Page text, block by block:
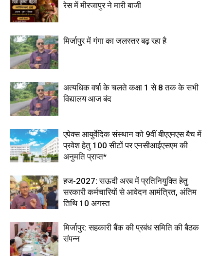
रेस में मीरजापुर ने मारी बाजी
मिर्जापुर में गंगा का जलस्तर बढ़ रहा है
अत्यधिक वर्षा के चलते कक्षा 1 से 8 तक के सभी
विद्यालय आज बंद
एपेक्स आयुर्वेदिक संस्थान को 9वीं बीएएमएस बैच में
प्रवेश हेतु 100 सीटों पर एनसीआईएसएम की
अनुमति प्राप्त*
हज-2027: सऊदी अरब में प्रतिनियुक्ति हेतु
सरकारी कर्मचारियों से आवेदन आमंत्रित, अंतिम
तिथि 10 अगस्त
मिर्जापुर: सहकारी बैंक की प्रबंध समिति की बैठक
संपन्न